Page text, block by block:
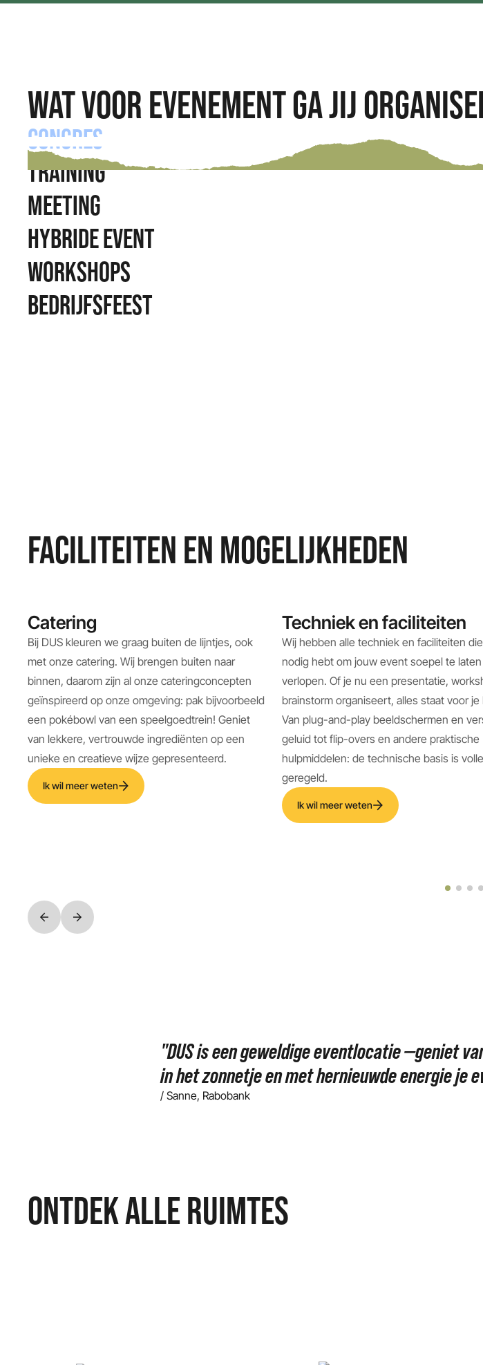
WAT VOOR EVENEMENT GA JIJ
CONGRES
TRAINING
MEETING
HYBRIDE EVENT
WORKSHOPS
BEDRIJFSFEEST
FACILITEITEN EN MOGELIJKHEDEN
Catering
Bij DUS kleuren we graag buiten de lijntjes, ook
met onze catering. Wij brengen buiten naar
binnen, daarom zijn al onze cateringconcepten
geïnspireerd op onze omgeving: pak bijvoorbeeld
een pokébowl van een speelgoedtrein! Geniet
van lekkere, vertrouwde ingrediënten op een
unieke en creatieve wijze gepresenteerd.
Ik wil meer weten
Techniek en faciliteiten
Wij hebben alle techniek en faciliteiten
nodig hebt om jouw event soepel te laten
verlopen. Of je nu een presentatie,
brainstorm organiseert, alles staat voor je
Van plug-and-play beeldschermen en
geluid tot flip-overs en andere praktische
hulpmiddelen: de technische basis is
geregeld.
Ik wil meer weten
"DUS is een geweldige eventlocatie —geniet
in het zonnetje en met hernieuwde energie je
/ Sanne, Rabobank
ONTDEK ALLE RUIMTES